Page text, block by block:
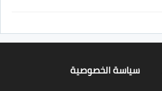
سياسة الخصوصية